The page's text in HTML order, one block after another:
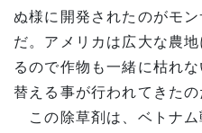
ぬ様に開発されたのがモ
だ。アメリカは広大な農
るので作物も一緒に枯れ
替える事が行われてきたの
この除草剤は、ベトナム